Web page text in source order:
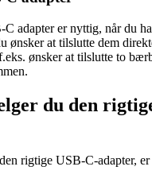
adapter er nyttig, når du
ønsker at tilslutte dem
ønsker at tilslutte to
du den
rigtige USB-C-adapter,